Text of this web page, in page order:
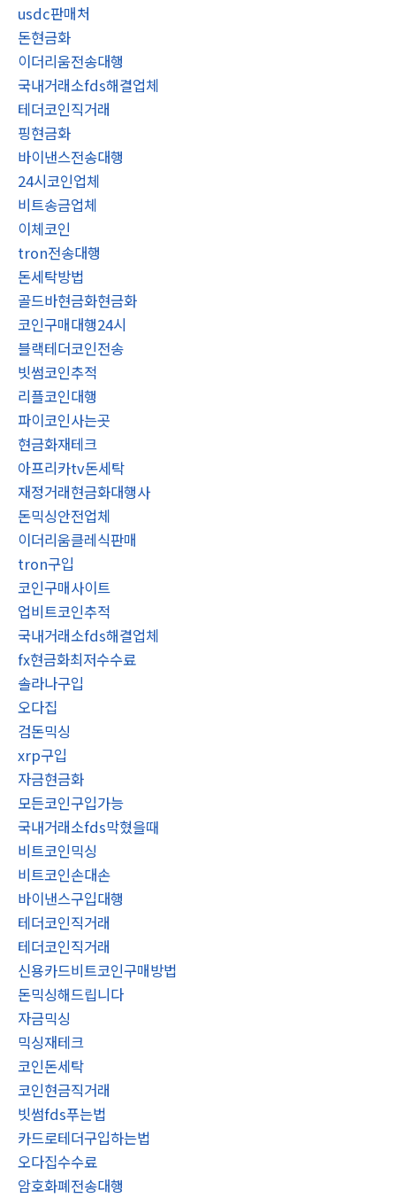
usdc판매처
돈현금화
이더리움전송대행
국내거래소fds해결업체
테더코인직거래
핑현금화
바이낸스전송대행
24시코인업체
비트송금업체
이체코인
tron전송대행
돈세탁방법
골드바현금화현금화
코인구매대행24시
블랙테더코인전송
빗썸코인추적
리플코인대행
파이코인사는곳
현금화재테크
아프리카tv돈세탁
재정거래현금화대행사
돈믹싱안전업체
이더리움클레식판매
tron구입
코인구매사이트
업비트코인추적
국내거래소fds해결업체
fx현금화최저수수료
솔라나구입
오다집
검돈믹싱
xrp구입
자금현금화
모든코인구입가능
국내거래소fds막혔을때
비트코인믹싱
비트코인손대손
바이낸스구입대행
테더코인직거래
테더코인직거래
신용카드비트코인구매방법
돈믹싱해드립니다
자금믹싱
믹싱재테크
코인돈세탁
코인현금직거래
빗썸fds푸는법
카드로테더구입하는법
오다집수수료
암호화폐전송대행